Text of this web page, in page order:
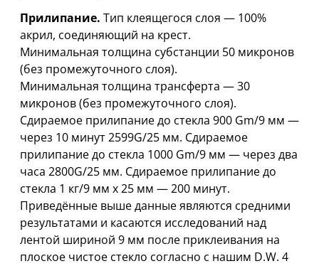
Прилипание. Тип клеящегося слоя — 100%
акрил, соединяющий на крест.
Минимальная толщина субстанции 50 микронов
(без промежуточного слоя).
Минимальная толщина трансферта — 30
микронов (без промежуточного слоя).
Сдираемое прилипание до стекла 900 Gm/9 мм —
через 10 минут 2599G/25 мм. Сдираемое
прилипание до стекла 1000 Gm/9 мм — через два
часа 2800G/25 мм. Сдираемое прилипание до
стекла 1 кг/9 мм x 25 мм — 200 минут.
Приведённые выше данные являются средними
результатами и касаются исследований над
лентой шириной 9 мм после приклеивания на
плоское чистое стекло согласно с нашим D.W. 4